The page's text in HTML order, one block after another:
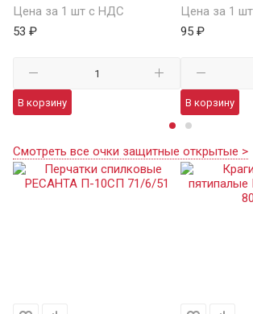
Цена за 1 шт с НДС
53 ₽
В корзину
Цена за 1
95 ₽
В корзину
Смотреть все очки защитные открытые >